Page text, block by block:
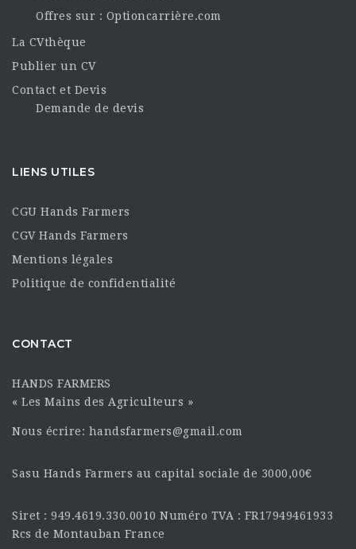
Offres sur : Optioncarrière.com
La CVthèque
Publier un CV
Contact et Devis
Demande de devis
LIENS UTILES
CGU Hands Farmers
CGV Hands Farmers
Mentions légales
Politique de confidentialité
CONTACT
HANDS FARMERS
« Les Mains des Agriculteurs »
Nous écrire: handsfarmers@gmail.com
Sasu Hands Farmers au capital sociale de 3000,00€
Siret : 949.4619.330.0010 Numéro TVA : FR17949461933
Rcs de Montauban France